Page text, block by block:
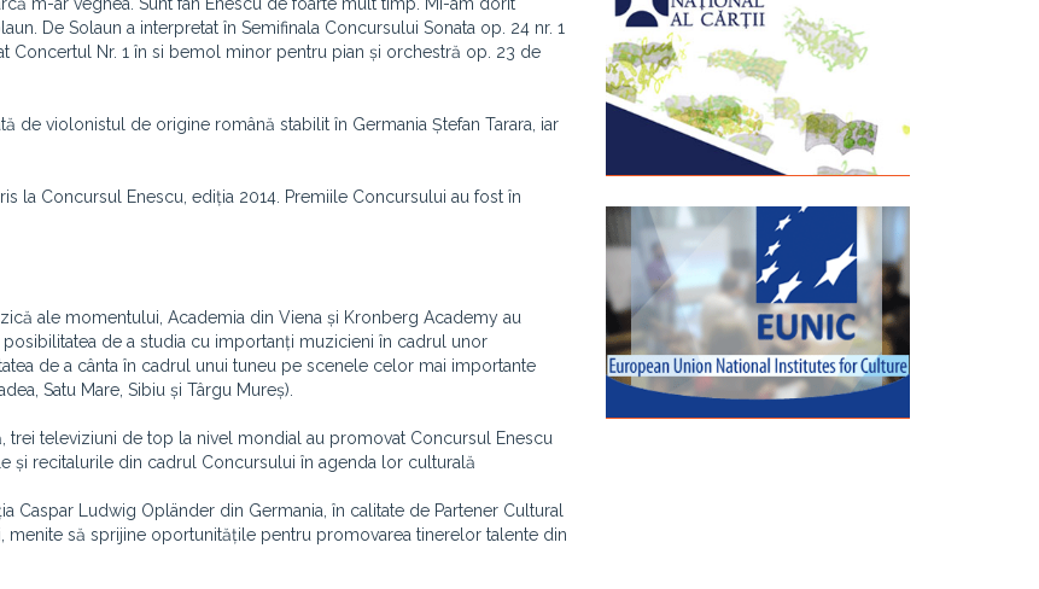
De Solaun a interpretat în Semifinala Concursului Sonata op. 24 nr. 1
Concertul Nr. 1 în si bemol minor pentru pian și orchestră op. 23 de
de violonistul de origine română stabilit în Germania Ștefan Tarara, iar
la Concursul Enescu, ediția 2014. Premiile Concursului au fost în
ale momentului, Academia din Viena și Kronberg Academy au
de a studia cu importanți muzicieni în cadrul unor
de a cânta în cadrul unui tuneu pe scenele celor mai importante
Satu Mare, Sibiu și Târgu Mureș).
trei televiziuni de top la nivel mondial au promovat Concursul Enescu
și recitalurile din cadrul Concursului în agenda lor culturală
Caspar Ludwig Opländer din Germania, în calitate de Partener Cultural
să sprijine oportunitățile pentru promovarea tinerelor talente din